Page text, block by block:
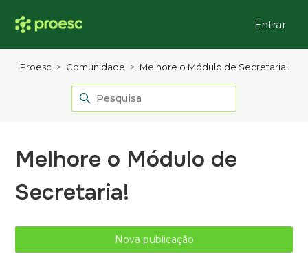
Entrar
Proesc Comunidade Melhore o Módulo de Secretaria!
Melhore o Módulo de
Secretaria!
Nova publicação